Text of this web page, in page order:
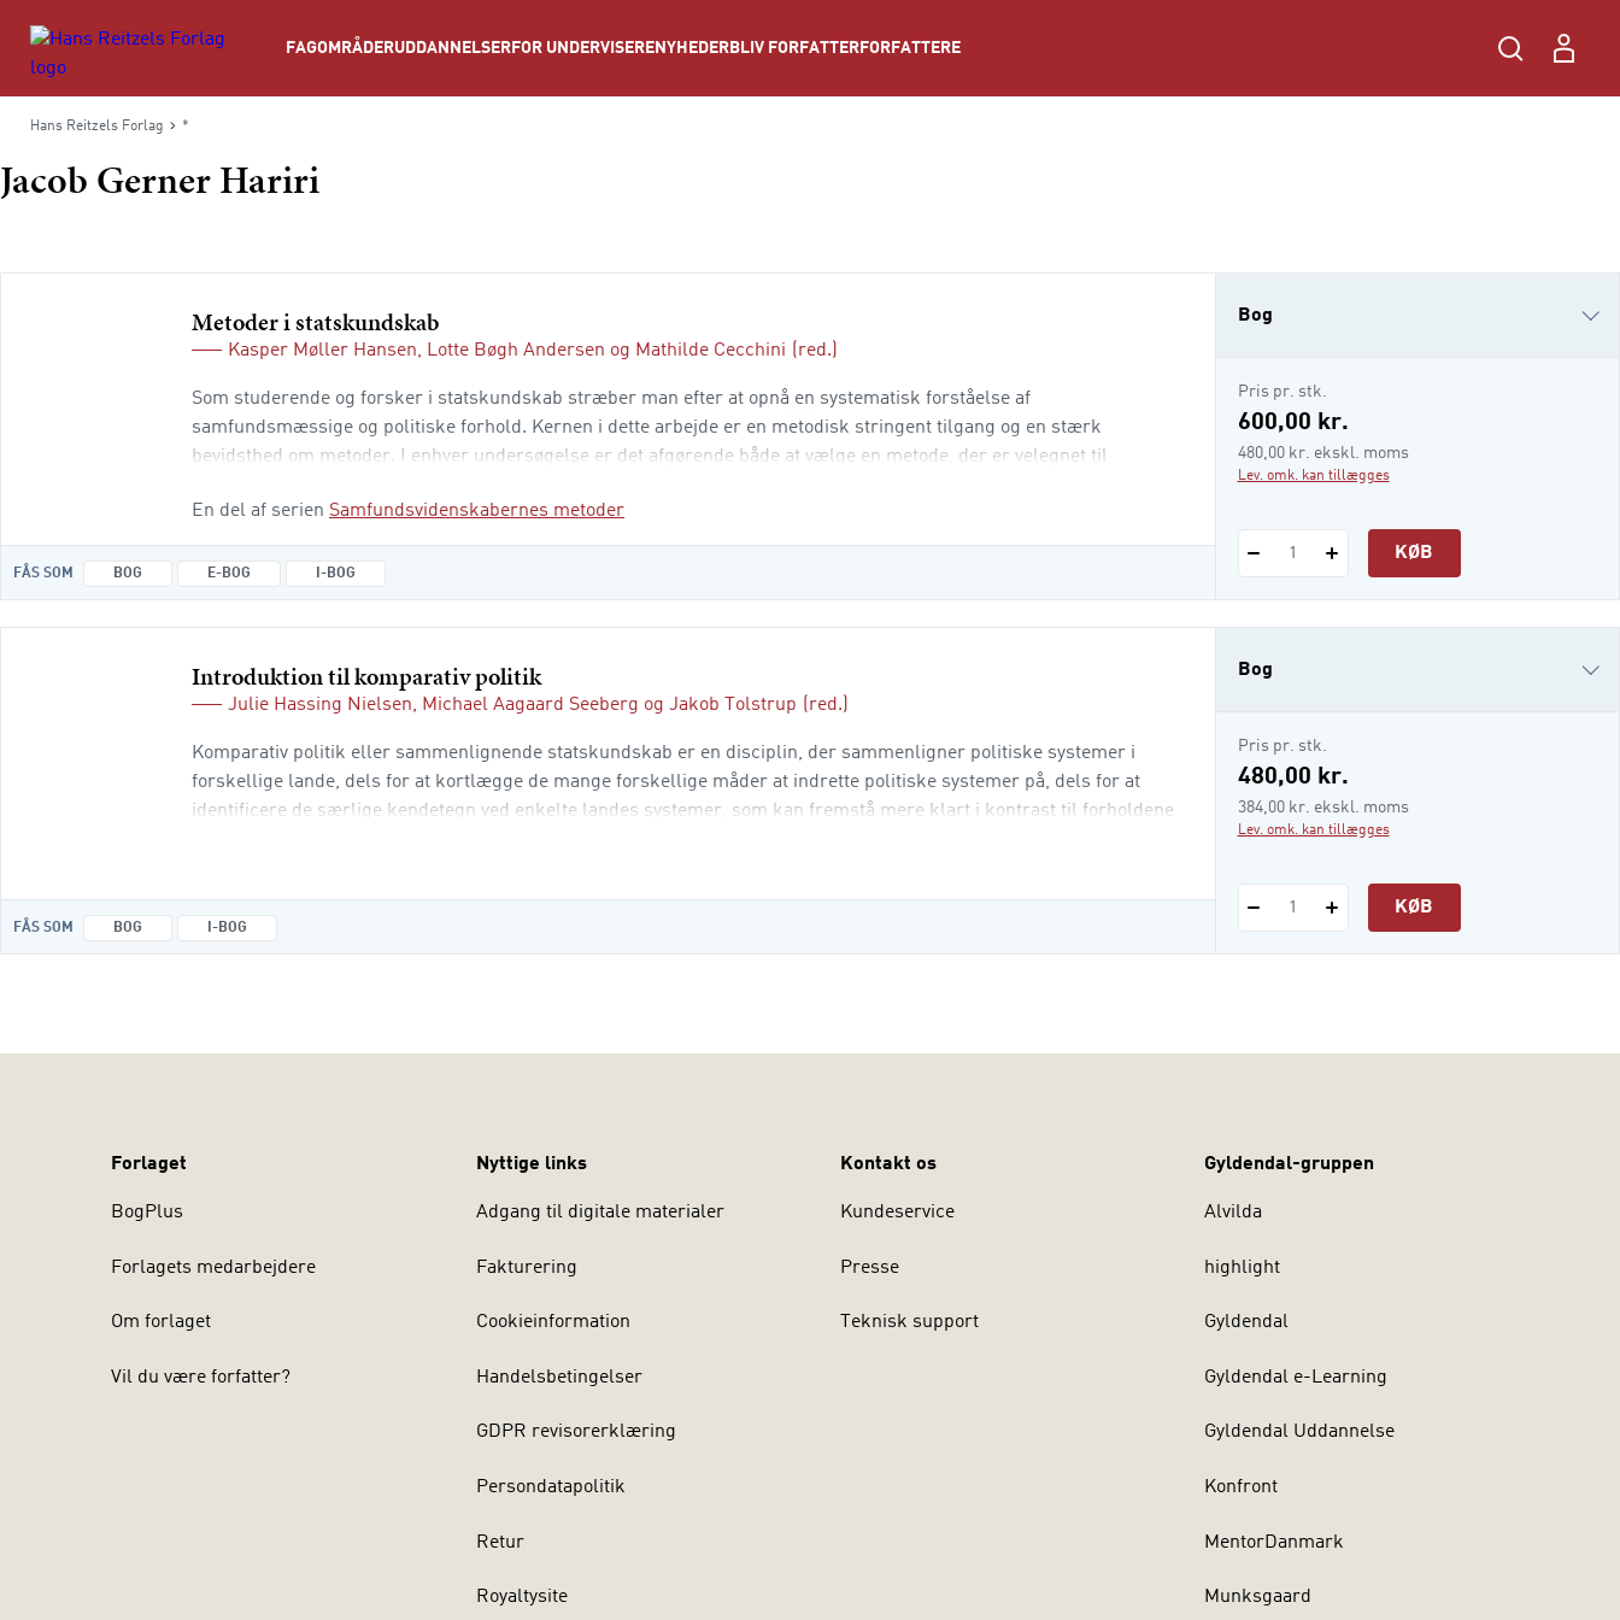
FAGOMRÅDERUDDANNELSER FOR UNDERVISERE NYHEDER BLIV FORFATTER FORFATTERE
Hans Reitzels Forlag *
Jacob Gerner Hariri
Metoder i statskundskab
Kasper Møller Hansen, Lotte Bøgh Andersen og Mathilde Cecchini (red.)
Som studerende og forsker i statskundskab stræber man efter at opnå en systematisk forståelse af
samfundsmæssige og politiske forhold. Kernen i dette arbejde er en metodisk stringent tilgang og en stærk
bevidsthed om metoder. I enhver undersøgelse er det afgørende både at vælge en metode, der er velegnet til
En del af serien Samfundsvidenskabernes metoder
FÅS SOM BOG E-BOG I-BOG
Bog
e-bog
i-bog
Pris pr. stk.
600,00 kr.
480,00 kr. ekskl. moms
Lev. omk. kan tillægges
1 KØB
Introduktion til komparativ politik
Julie Hassing Nielsen, Michael Aagaard Seeberg og Jakob Tolstrup (red.)
Komparativ politik eller sammenlignende statskundskab er en disciplin, der sammenligner politiske systemer i
forskellige lande, dels for at kortlægge de mange forskellige måder at indrette politiske systemer på, dels for at
identificere de særlige kendetegn ved enkelte landes systemer, som kan fremstå mere klart i kontrast til forholdene
FÅS SOM BOG I-BOG
Bog
i-bog
Pris pr. stk.
480,00 kr.
384,00 kr. ekskl. moms
Lev. omk. kan tillægges
1 KØB
Forlaget
BogPlus
Forlagets medarbejdere
Om forlaget
Vil du være forfatter?
Nyttige links
Adgang til digitale materialer
Fakturering
Cookieinformation
Handelsbetingelser
GDPR revisorerklæring
Persondatapolitik
Retur
Royaltysite
Kontakt os
Kundeservice
Presse
Teknisk support
Gyldendal-gruppen
Alvilda
highlight
Gyldendal
Gyldendal e-Learning
Gyldendal Uddannelse
Konfront
MentorDanmark
Munksgaard